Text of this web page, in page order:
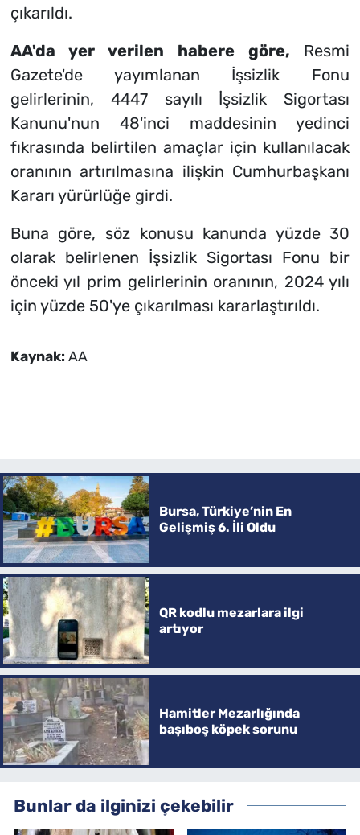
çıkarıldı.
AA'da yer verilen habere göre, Resmi
Gazete'de yayımlanan İşsizlik Fonu
gelirlerinin, 4447 sayılı İşsizlik Sigortası
Kanunu'nun 48'inci maddesinin yedinci
fıkrasında belirtilen amaçlar için kullanılacak
oranının artırılmasına ilişkin Cumhurbaşkanı
Kararı yürürlüğe girdi.
Buna göre, söz konusu kanunda yüzde 30
olarak belirlenen İşsizlik Sigortası Fonu bir
önceki yıl prim gelirlerinin oranının, 2024 yılı
için yüzde 50'ye çıkarılması kararlaştırıldı.
Kaynak: AA
Bursa, Türkiye’nin En
Gelişmiş 6. İli Oldu
QR kodlu mezarlara ilgi
artıyor
Hamitler Mezarlığında
başıboş köpek sorunu
Bunlar da ilginizi çekebilir